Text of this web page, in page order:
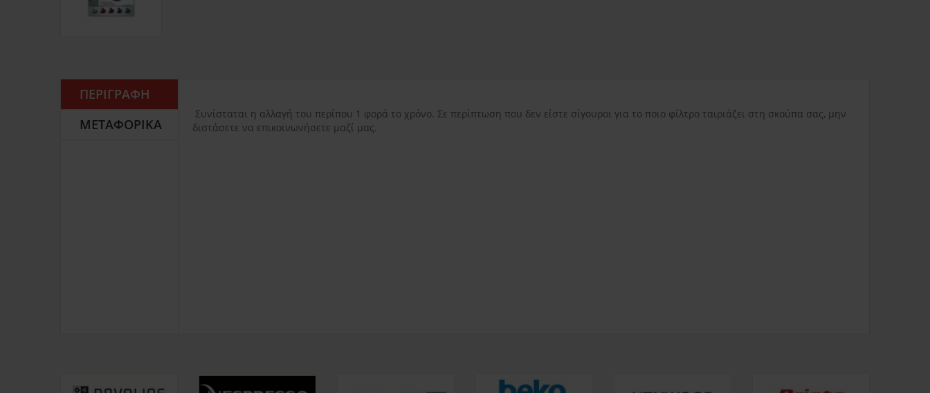
ΠΕΡΙΓΡΑΦΉ
ΜΕΤΑΦΟΡΙΚΆ
Συνίσταται η αλλαγή του περίπου 1 φορά το χρόνο. Σε περίπτωση που δεν είστε σίγουροι για το ποιο φίλτρο ταιριάζει στη σκούπα σας, μην
διστάσετε να επικοινωνήσετε μαζί μας.
3.50€